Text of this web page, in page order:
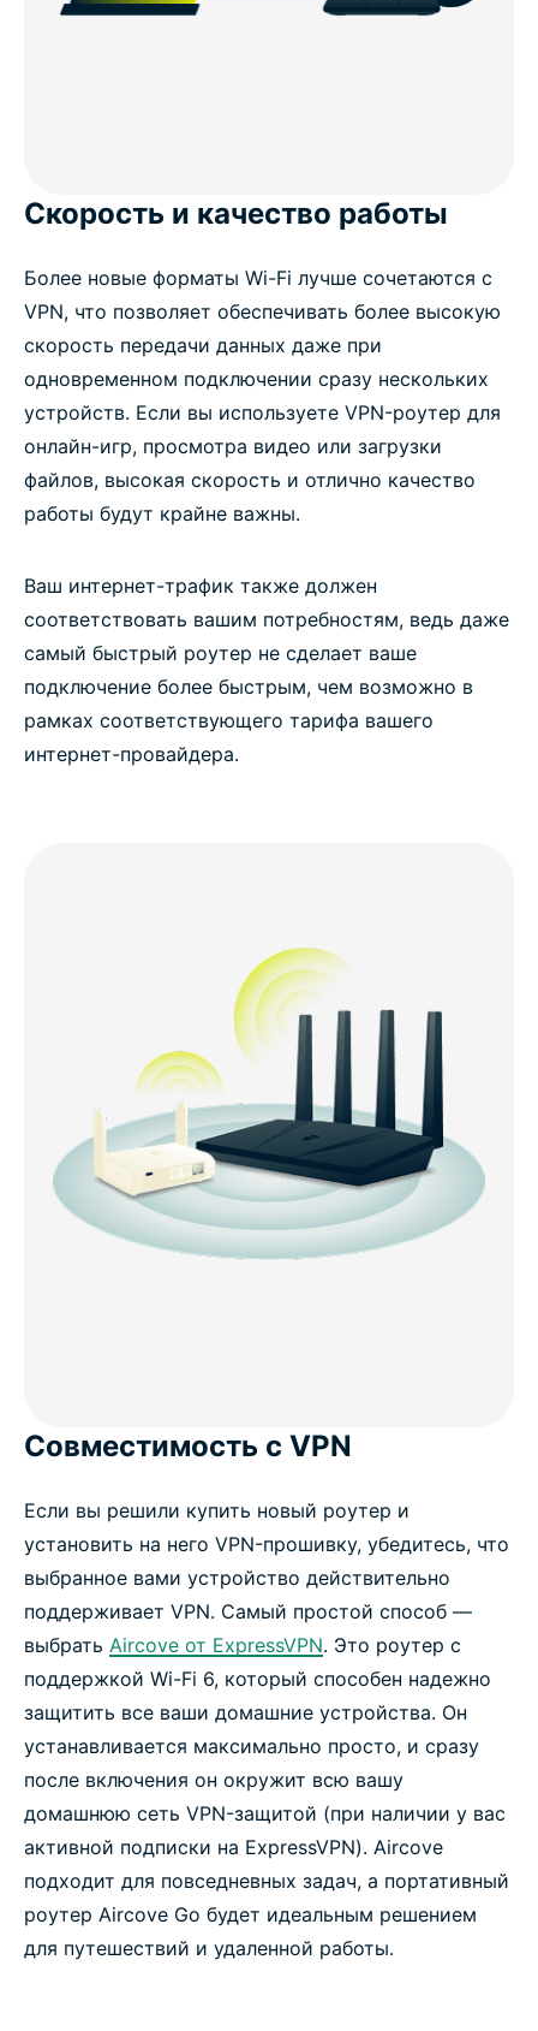
Скорость и качество работы
Более новые форматы Wi-Fi лучше сочетаются с
VPN, что позволяет обеспечивать более высокую
скорость передачи данных даже при
одновременном подключении сразу нескольких
устройств. Если вы используете VPN-роутер для
онлайн-игр, просмотра видео или загрузки
файлов, высокая скорость и отлично качество
работы будут крайне важны.
Ваш интернет-трафик также должен
соответствовать вашим потребностям, ведь даже
самый быстрый роутер не сделает ваше
подключение более быстрым, чем возможно в
рамках соответствующего тарифа вашего
интернет-провайдера.
Совместимость с VPN
Если вы решили купить новый роутер и
установить на него VPN-прошивку, убедитесь, что
выбранное вами устройство действительно
поддерживает VPN. Самый простой способ —
выбрать Aircove от ExpressVPN. Это роутер с
поддержкой Wi-Fi 6, который способен надежно
защитить все ваши домашние устройства. Он
устанавливается максимально просто, и сразу
после включения он окружит всю вашу
домашнюю сеть VPN-защитой (при наличии у вас
активной подписки на ExpressVPN). Aircove
подходит для повседневных задач, а портативный
роутер Aircove Go будет идеальным решением
для путешествий и удаленной работы.